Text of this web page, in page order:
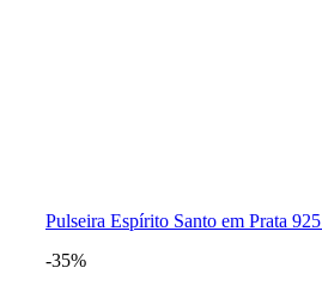
Pulseira Espírito Santo em Prata 925
-35%